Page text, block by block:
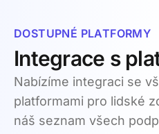
DOSTUPNÉ PLATFORMY
Integrace s
Nabízíme integraci se
platformami pro lidské
náš seznam všech